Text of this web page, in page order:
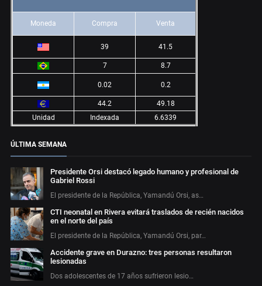
Moneda Compra Venta
39 41.5
7 8.7
0.02 0.2
44.2
49.18
Unidad
Indexada 6.6339
ÚLTIMA SEMANA
Presidente Orsi destacó legado humano y profesional de
Gabriel Rossi
El presidente de la República, Yamandú Orsi, as…
CTI neonatal en Rivera evitará traslados de recién nacidos
en el norte del país
El presidente de la República, Yamandú Orsi, par…
Accidente grave en Durazno: tres personas resultaron
lesionadas
Dos adolescentes de 17 años sufrieron lesio…